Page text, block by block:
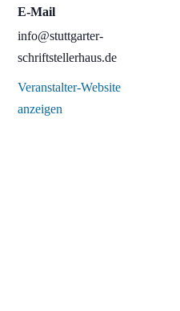
E-Mail
info@stuttgarter-
schriftstellerhaus.de
Veranstalter-Website
anzeigen